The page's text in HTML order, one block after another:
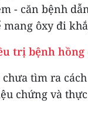
- căn bệnh
ôxy đi
trị bệnh
tìm ra
chứng và